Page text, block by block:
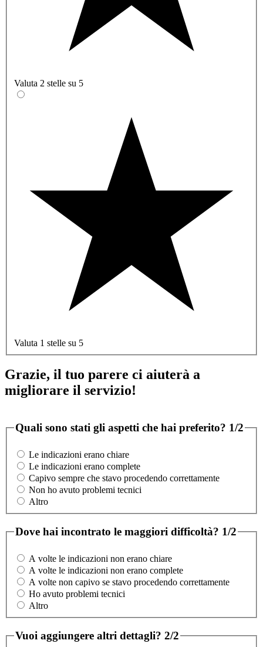
Valuta 2 stelle su 5
Valuta 1 stelle su 5
Grazie, il tuo parere ci aiuterà a
migliorare il servizio!
Quali sono stati gli aspetti che hai preferito? 1/2
Le indicazioni erano chiare
Le indicazioni erano complete
Capivo sempre che stavo procedendo correttamente
Non ho avuto problemi tecnici
Altro
Dove hai incontrato le maggiori difficoltà? 1/2
A volte le indicazioni non erano chiare
A volte le indicazioni non erano complete
A volte non capivo se stavo procedendo correttamente
Ho avuto problemi tecnici
Altro
Vuoi aggiungere altri dettagli? 2/2